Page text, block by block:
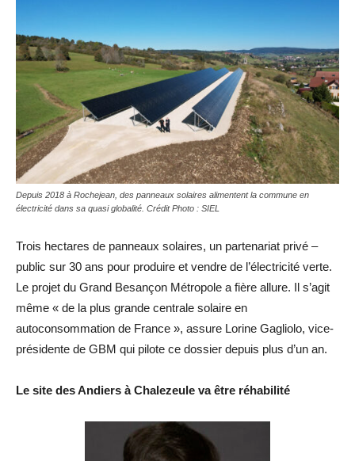
Depuis 2018 à Rochejean, des panneaux solaires alimentent la commune en
électricité dans sa quasi globalité. Crédit Photo : SIEL
Trois hectares de panneaux solaires, un partenariat privé –
public sur 30 ans pour produire et vendre de l’électricité verte.
Le projet du Grand Besançon Métropole a fière allure. Il s’agit
même « de la plus grande centrale solaire en
autoconsommation de France », assure Lorine Gagliolo, vice-
présidente de GBM qui pilote ce dossier depuis plus d’un an.
Le site des Andiers à Chalezeule va être réhabilité